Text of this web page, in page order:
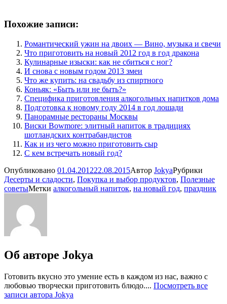
Похожие записи:
Романтический ужин на двоих — Вино, музыка и свечи
Что приготовить на новый 2012 год в год дракона
Кулинарные изыски: как не сбиться с ног?
И снова с новым годом 2013 змеи
Что же купить: на свадьбу из спиртного
Коньяк: «Быть или не быть?»
Специфика приготовления алкогольных напитков дома
Подготовка к новому году 2014 в год лошади
Панорамные рестораны Москвы
Виски Bowmore: элитный напиток в традициях
шотландских контрабандистов
Как и из чего можно приготовить сыр
С кем встречать новый год?
Опубликовано 01.04.201222.08.2015Автор JokyaРубрики
Десерты и сладости, Покупка и выбор продуктов, Полезные
советыМетки алкогольный напиток, на новый год, праздник
Об авторе Jokya
Готовить вкусно это умение есть в каждом из нас, важно с
любовью творчески приготовить блюдо.... Посмотреть все
записи автора Jokya